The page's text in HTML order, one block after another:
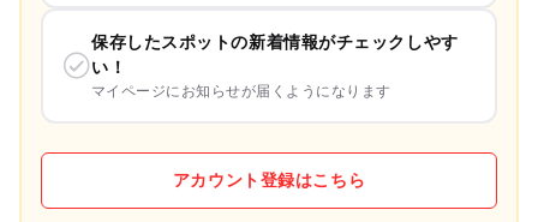
保存したスポットの新着情報がチェックしやす
い！
マイページにお知らせが届くようになります
アカウント登録はこちら